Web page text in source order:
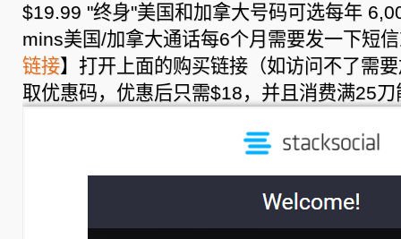
取
永
久
美
国
和
加
拿
大
$19.99 "终身"美国和加拿大号码可选每年
mins美国/加拿大通话每6个月需要发一下短
链接】打开上面的购买链接（如访问不了需
取优惠码，优惠后只需$18，并且消费满25